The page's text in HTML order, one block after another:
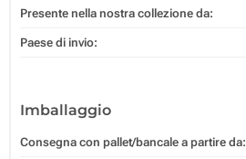
Presente nella nostra collezione da:
Paese di invio:
Imballaggio
Consegna con pallet/bancale a partire da: